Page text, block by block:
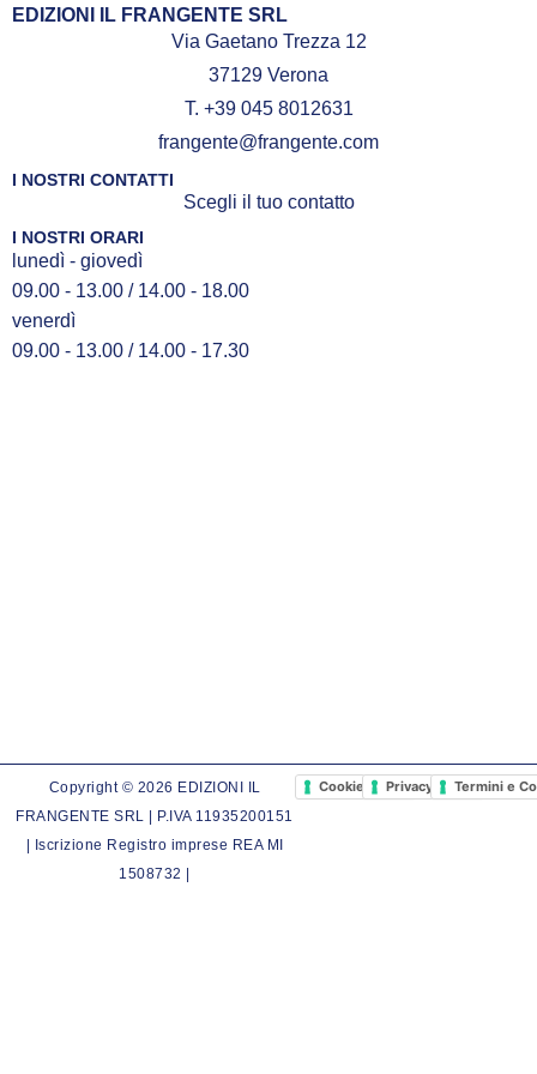
2013),Dal Mediterraneo alle Azzorre
volume nelle vostre mani, che chiude la
sua trilogia di libri di mare.
SU PARABORDANDO
EDIZIONI IL FRANGENTE SRL
Via Gaetano Trezza 12
37129 Verona
T. +39 045 8012631
frangente@frangente.com
I NOSTRI CONTATTI
Scegli il tuo contatto
I NOSTRI ORARI
lunedì - giovedì
09.00 - 13.00 / 14.00 - 18.00
venerdì
09.00 - 13.00 / 14.00 - 17.30
Copyright © 2026 EDIZIONI IL
FRANGENTE SRL | P.IVA 11935200151
| Iscrizione Registro imprese REA MI
1508732 |
Cookie PolicyPrivacy PolicyTermini e